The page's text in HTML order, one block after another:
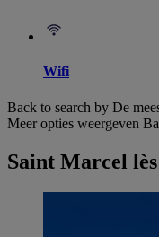
Wifi
Back to search by De
Meer opties weergeven
Saint Marcel